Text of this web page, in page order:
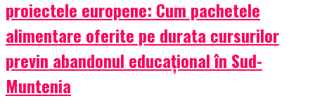
proiectele europene: Cum pachetele
alimentare oferite pe durata cursurilor
previn abandonul educațional în Sud-
Muntenia